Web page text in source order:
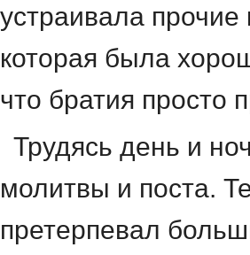
устраивала
которая была
что братия просто
Трудясь день и
молитвы и поста.
претерпевал